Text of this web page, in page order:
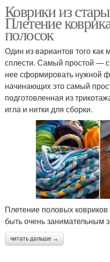
Красивый коврик
Мягкие коврики
Тканый коврик
Коврик из тряпок
Коврики из
Плетение
полосок
Один из вариантов того
сплести. Самый простой —
нее сформировать нужной
начинающих это самый
подготовленная из
игла и нитки для сборки.
Плетение половых
быть очень занимательным
читать дальше →